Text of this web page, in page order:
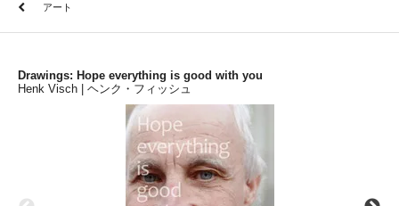
アート
Drawings: Hope everything is good with you
Henk Visch | ヘンク・フィッシュ